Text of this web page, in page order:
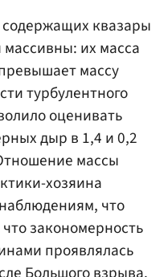
квазары
массивны: их масса
массу
турбулентного
оценивать
дыр в 1,4 и 0,2
массы
хозяина
что
закономерность
проявлялась